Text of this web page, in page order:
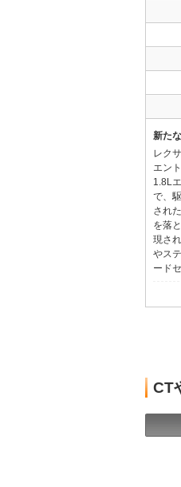
新た
レク
エン
1.8L
で、
され
を落
現さ
やス
ード
CT